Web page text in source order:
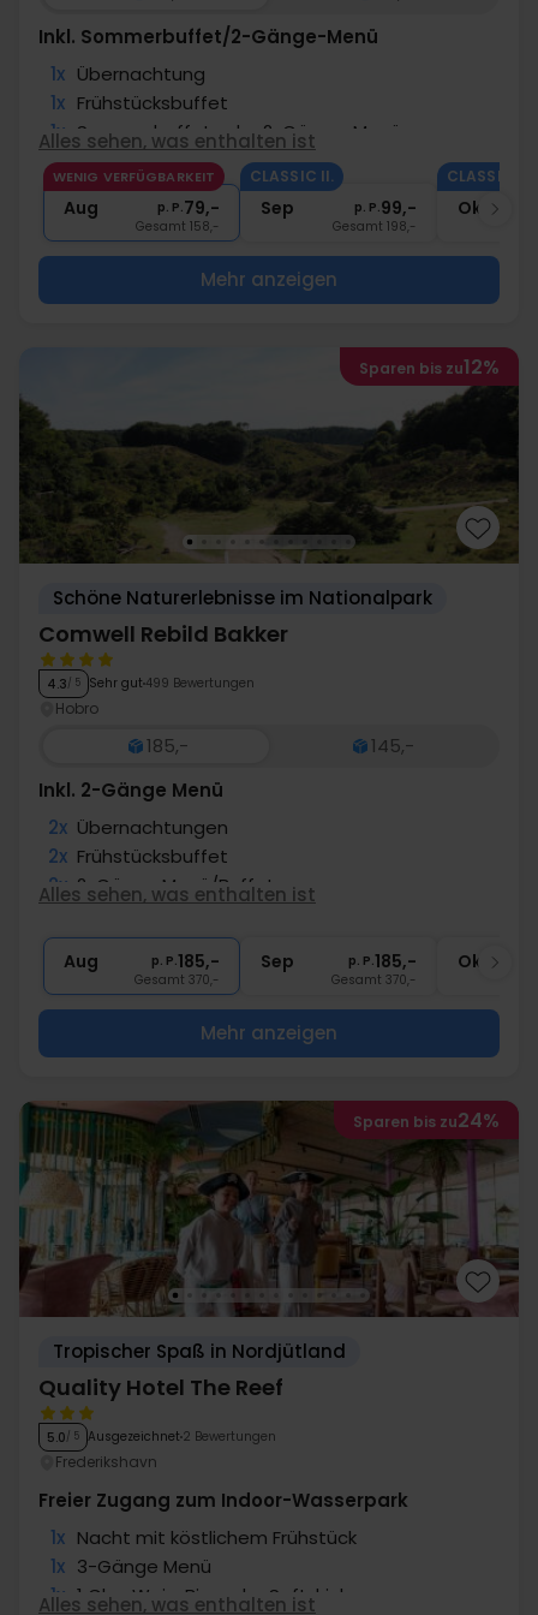
Inkl. Sommerbuffet/2-Gänge-Menü
1x Übernachtung
1x Frühstücksbuffet
1x Sommerbuffet oder 2-Gänge-Menü
∞ Kaffee­­ rund um die Uhr
∞ Gratis Parken und Internet
Alles sehen, was enthalten ist
WENIG VERFÜGBARKEIT
Aug p. P.79,-
Gesamt 158,-
CLASSIC II.
Sep p. P.99,-
Gesamt 198,-
CLASSIC II.
Okt
Mehr anzeigen
Sparen bis zu12%
Schöne Naturerlebnisse im Nationalpark
Comwell Rebild Bakker
4.3/ 5 Sehr gut 499 Bewertungen
Hobro
185,-
145,-
Inkl. 2-Gänge Menü
2x Übernachtungen
2x Frühstücksbuffet
2x 2-Gänge Menü/Buffet
∞ Gratis Parken
Alles sehen, was enthalten ist
Aug p. P.185,-
Gesamt 370,-
Sep p. P.185,-
Gesamt 370,-
Okt
Mehr anzeigen
Sparen bis zu24%
Tropischer Spaß in Nordjütland
Quality Hotel The Reef
5.0/ 5 Ausgezeichnet 2 Bewertungen
Frederikshavn
Freier Zugang zum Indoor-Wasserpark
1x Nacht mit köstlichem Frühstück
1x 3-Gänge Menü
1x 1 Glas Wein, Bier oder Softdrink
Alles sehen, was enthalten ist